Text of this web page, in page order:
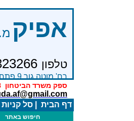
אפיק
טלפון
רח' מוטה גור 9 פתח תקוה (קומת קרקע, מאחורי בניין Bׂ )
ספק משרד הביטחון
דף הבית סל קניות
חיפוש באתר